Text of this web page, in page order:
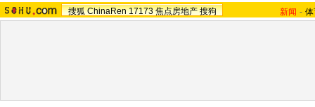
搜狐 ChinaRen 17173 焦点房地产 搜狗 新闻 -